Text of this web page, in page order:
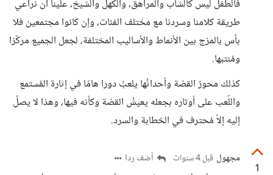
فالطفل ليس كالشاب والمراهق، والكهل والشيخ، علينا أن نراعي
طريقة كلامنا وسردنا مع مختلف الفئات، وإن كانوا مجتمعين فلا
بأس بالمزج بين الأنماط والأساليب المختلفة، لجعل الجميع مركّزا
ومُنتبها.
كذلك محورُ القصّة وأحداثُها يلعبُ دورا هامّا في إثارة المُستمع
واللّعب على أوتاره بجعله يعيشُ القصّة وكأنه فيها، وهذا لا يصلُ
إليه إلاّ مُحترف في الخطابة والسرد.
1
مجهول قبل 4 سنوات أضف ردا